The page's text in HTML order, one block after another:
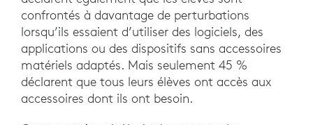
confrontés à davantage de perturbations
lorsqu’ils essaient d’utiliser des logiciels, des
applications ou des dispositifs sans accessoires
matériels adaptés. Mais seulement 45 %
déclarent que tous leurs élèves ont accès aux
accessoires dont ils ont besoin.